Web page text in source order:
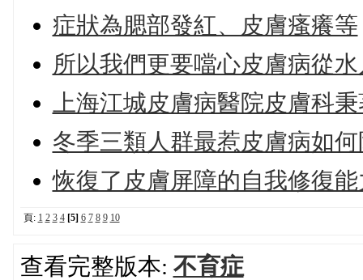
症狀為腮部發紅、皮膚瘙癢等
所以我們更要噹心皮膚病從水
上海江城皮膚病醫院皮膚科
冬季三類人群最惹皮膚病如
恢復了皮膚屏障的自我修復能
頁: 1 2 3 4 [5] 6 7 8 9 10
查看完整版本: 不育症